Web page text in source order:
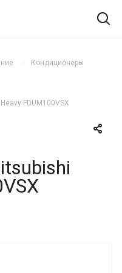
Кондиционеры
FDUM100VSX